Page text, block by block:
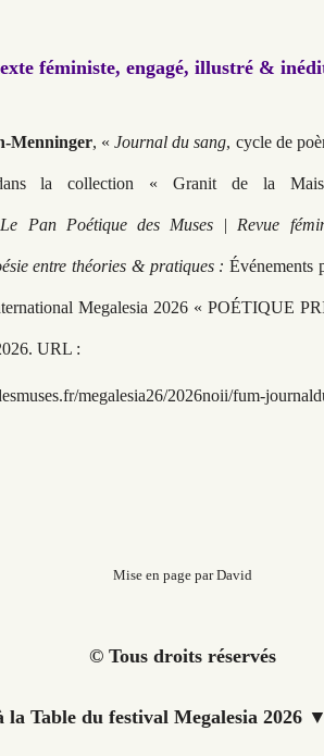
féministe, engagé, illustré &
Menninger, «Journal du sang, cycle de
la collection « Granit de la
Le Pan Poétique des Muses | Revue
entre théories & pratiques :Événements
Megalesia 2026 « POÉTIQUE
URL :
megalesia26/2026noii/fum-
Mise en page par David
© Tous droits réservés
la Table du festival Megalesia 2026